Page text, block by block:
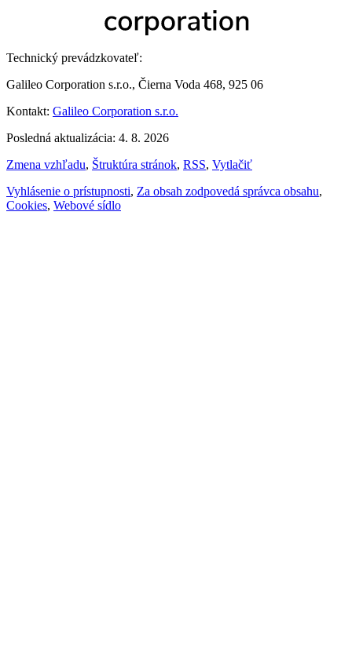
Technický prevádzkovateľ:
Galileo Corporation s.r.o., Čierna Voda 468, 925 06
Kontakt: Galileo Corporation s.r.o.
Posledná aktualizácia: 4. 8. 2026
Zmena vzhľadu, Štruktúra stránok, RSS, Vytlačiť
Vyhlásenie o prístupnosti, Za obsah zodpovedá správca obsahu,
Cookies, Webové sídlo